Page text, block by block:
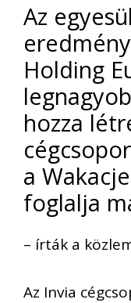
Az
Holding
hozza
a
foglalja
– írták a
Az Invia